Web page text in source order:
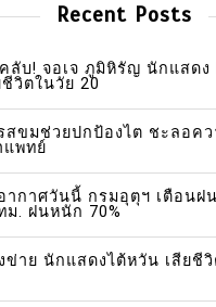
Recent Posts
ลับ! จอเจ ภูมิหิรัญ นักแสดง
วิตในวัย 20
สขมช่วยปกป้องไต ชะลอคว
แพทย์
กาศวันนี้ กรมอุตุฯ เตือนฝ
ม. ฝนหนัก 70%
ข่าย นักแสดงไต้หวัน เสียชี